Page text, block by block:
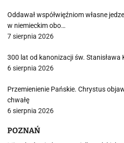
Oddawał współwięźniom własne
w niemieckim obo…
7 sierpnia 2026
300 lat od kanonizacji św. Stanisława
6 sierpnia 2026
Przemienienie Pańskie. Chrystus
chwałę
6 sierpnia 2026
POZNAŃ